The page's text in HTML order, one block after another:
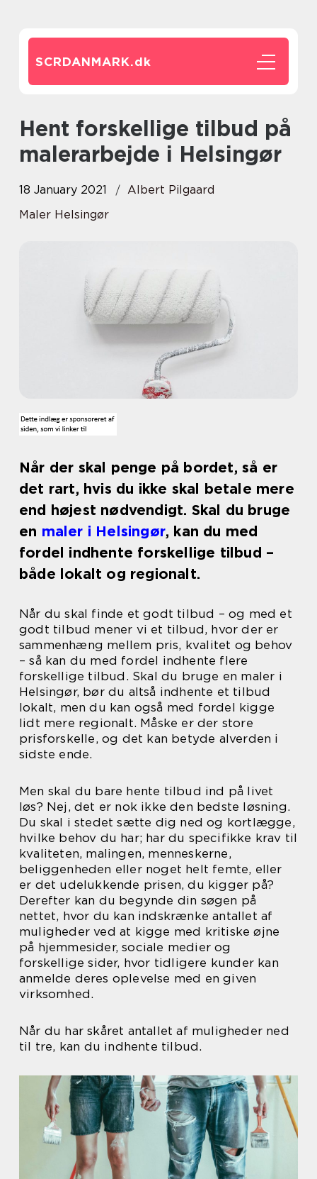
SCRDANMARK.dk
Hent forskellige tilbud på
malerarbejde i Helsingør
18 January 2021
Albert Pilgaard
Maler Helsingør
Når der skal penge på bordet, så er
det rart, hvis du ikke skal betale mere
end højest nødvendigt. Skal du bruge
en maler i Helsingør, kan du med
fordel indhente forskellige tilbud –
både lokalt og regionalt.
Når du skal finde et godt tilbud – og med et
godt tilbud mener vi et tilbud, hvor der er
sammenhæng mellem pris, kvalitet og behov
– så kan du med fordel indhente flere
forskellige tilbud. Skal du bruge en maler i
Helsingør, bør du altså indhente et tilbud
lokalt, men du kan også med fordel kigge
lidt mere regionalt. Måske er der store
prisforskelle, og det kan betyde alverden i
sidste ende.
Men skal du bare hente tilbud ind på livet
løs? Nej, det er nok ikke den bedste løsning.
Du skal i stedet sætte dig ned og kortlægge,
hvilke behov du har; har du specifikke krav til
kvaliteten, malingen, menneskerne,
beliggenheden eller noget helt femte, eller
er det udelukkende prisen, du kigger på?
Derefter kan du begynde din søgen på
nettet, hvor du kan indskrænke antallet af
muligheder ved at kigge med kritiske øjne
på hjemmesider, sociale medier og
forskellige sider, hvor tidligere kunder kan
anmelde deres oplevelse med en given
virksomhed.
Når du har skåret antallet af muligheder ned
til tre, kan du indhente tilbud.